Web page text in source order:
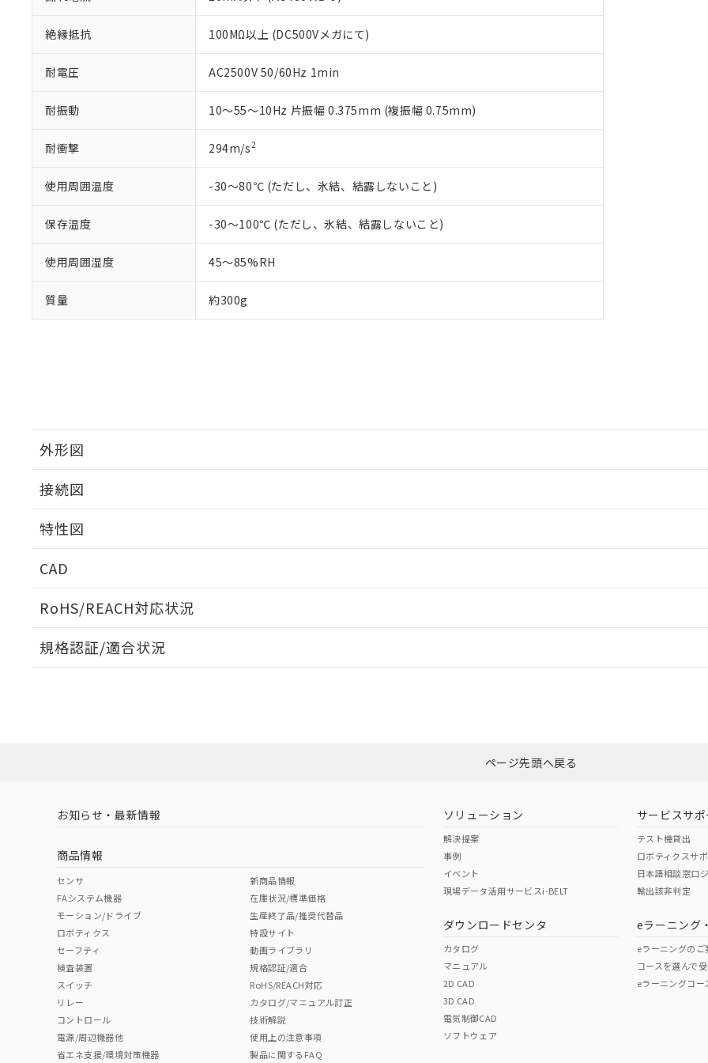
絶縁抵抗 100MΩ以上 (DC500Vメガにて)
耐電圧 AC2500V 50/60Hz 1min
耐振動 10～55～10Hz 片振幅 0.375mm (複振幅 0.75mm)
耐衝撃 294m/s2
使用周囲温度 -30～80℃ (ただし、氷結、結露しないこと)
保存温度 -30～100℃ (ただし、氷結、結露しないこと)
使用周囲湿度 45～85%RH
質量 約300g
外形図
接続図
特性図
CAD
RoHS/REACH対応状況
EU RoHS 注意事項・凡例
ダウンロードはこちら
中国 RoHS 注意事項・凡例
中国 RoHS表
Pb Hg Cr(VI)
"対応済み"や非含有の記載がされた商品であっても、流通在庫等で未対応品が混在する可能性があります。
非含有品が必要な際は、弊社営業部門もしくは販売店へお問い合わせください。
規格認証/適合状況
（イギリス
（ノルウェー
（日本
（アメリカ
この製品の規格認証/適合
その他の認証はこちらのページからご
り割愛しております。
ページ先頭へ戻る
お知らせ・最新情報
商品情報
センサ
FAシステム機器
モーション/ドライブ
ロボティクス
セーフティ
検査装置
スイッチ
リレー
コントロール
電源/周辺機器他
省エネ支援/環境対策機器
新商品情報
在庫状況/標準価格
生産終了品/推奨代替品
特設サイト
動画ライブラリ
規格認証/適合
RoHS/REACH対応
カタログ/マニュアル訂正
技術解説
使用上の注意事項
製品に関するFAQ
ソリューション
解決提案
事例
イベント
現場データ活用サービスi-BELT
ダウンロードセンタ
カタログ
マニュアル
2D CAD
3D CAD
電気制御CAD
ソフトウェア
サービスサポ
テスト機貸出
ロボティクスサ
日本語相談窓口
輸出該非判定
eラーニング
eラーニングのご
コースを選んで
eラーニングコー